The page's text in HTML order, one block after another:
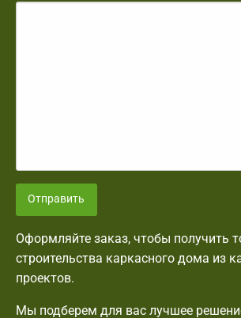
Отправить
Оформляйте заказ, чтобы получить
строительства каркасного дома из
проектов.
Мы подберем для вас лучшее